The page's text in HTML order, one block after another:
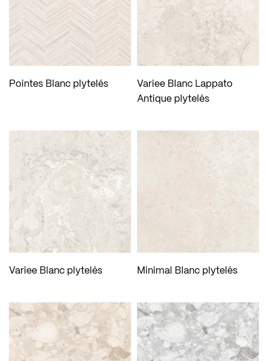
Pointes Blanc plytelės
Variee Blanc Lappato
Antique plytelės
Variee Blanc plytelės Minimal Blanc plytelės